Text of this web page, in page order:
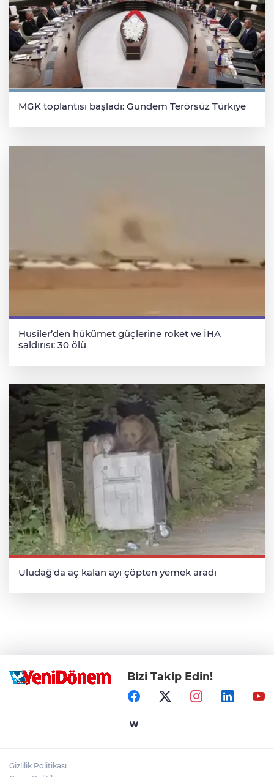
MGK toplantısı başladı: Gündem Terörsüz Türkiye
Husiler’den hükümet güçlerine roket ve İHA
saldırısı: 30 ölü
Uludağ'da aç kalan ayı çöpten yemek aradı
Bizi Takip Edin!
Gizlilik Politikası